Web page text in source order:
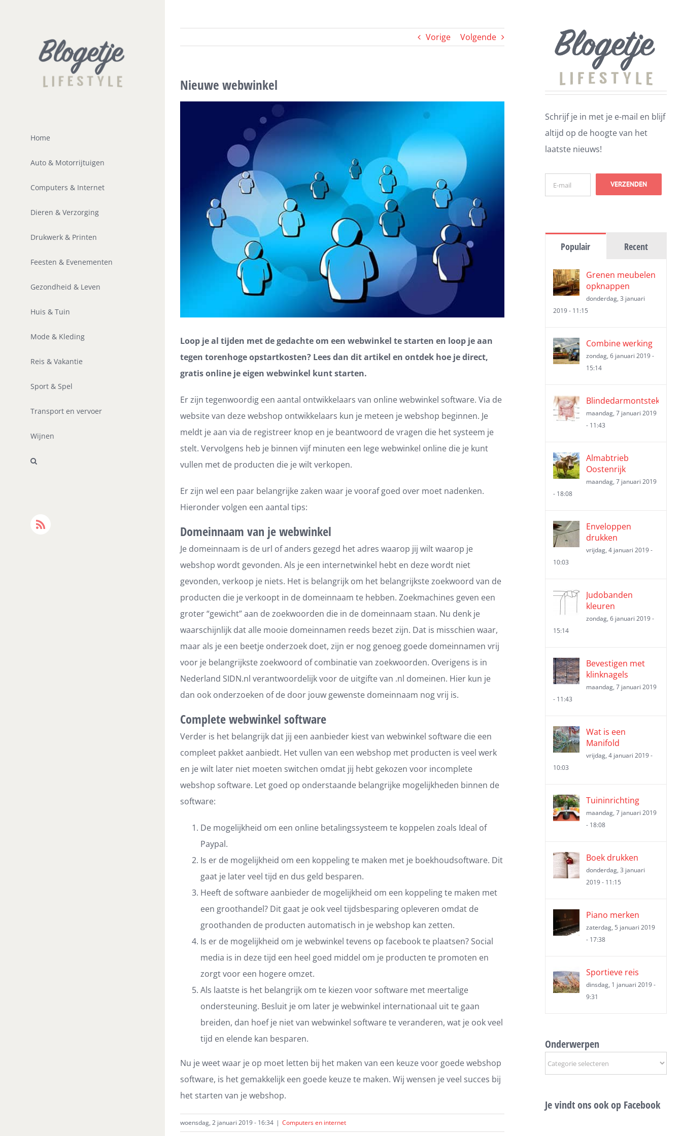
Home
Auto & Motorrijtuigen
Computers & Internet
Dieren & Verzorging
Drukwerk & Printen
Feesten & Evenementen
Gezondheid & Leven
Huis & Tuin
Mode & Kleding
Reis & Vakantie
Sport & Spel
Transport en vervoer
Wijnen
Rss
Vorige Volgende
Nieuwe webwinkel
Loop je al tijden met de gedachte om een webwinkel te starten en loop je aan
tegen torenhoge opstartkosten? Lees dan dit artikel en ontdek hoe je direct,
gratis online je eigen webwinkel kunt starten.
Er zijn tegenwoordig een aantal ontwikkelaars van online webwinkel software. Via de
website van deze webshop ontwikkelaars kun je meteen je webshop beginnen. Je
meldt je aan via de registreer knop en je beantwoord de vragen die het systeem je
stelt. Vervolgens heb je binnen vijf minuten een lege webwinkel online die je kunt
vullen met de producten die je wilt verkopen.
Er zijn wel een paar belangrijke zaken waar je vooraf goed over moet nadenken.
Hieronder volgen een aantal tips:
Domeinnaam van je webwinkel
Je domeinnaam is de url of anders gezegd het adres waarop jij wilt waarop je
webshop wordt gevonden. Als je een internetwinkel hebt en deze wordt niet
gevonden, verkoop je niets. Het is belangrijk om het belangrijkste zoekwoord van de
producten die je verkoopt in de domeinnaam te hebben. Zoekmachines geven een
groter “gewicht” aan de zoekwoorden die in de domeinnaam staan. Nu denk je
waarschijnlijk dat alle mooie domeinnamen reeds bezet zijn. Dat is misschien waar,
maar als je een beetje onderzoek doet, zijn er nog genoeg goede domeinnamen vrij
voor je belangrijkste zoekwoord of combinatie van zoekwoorden. Overigens is in
Nederland SIDN.nl verantwoordelijk voor de uitgifte van .nl domeinen. Hier kun je
dan ook onderzoeken of de door jouw gewenste domeinnaam nog vrij is.
Complete webwinkel software
Verder is het belangrijk dat jij een aanbieder kiest van webwinkel software die een
compleet pakket aanbiedt. Het vullen van een webshop met producten is veel werk
en je wilt later niet moeten switchen omdat jij hebt gekozen voor incomplete
webshop software. Let goed op onderstaande belangrijke mogelijkheden binnen de
software:
De mogelijkheid om een online betalingssysteem te koppelen zoals Ideal of
Paypal.
Is er de mogelijkheid om een koppeling te maken met je boekhoudsoftware. Dit
gaat je later veel tijd en dus geld besparen.
Heeft de software aanbieder de mogelijkheid om een koppeling te maken met
een groothandel? Dit gaat je ook veel tijdsbesparing opleveren omdat de
groothanden de producten automatisch in je webshop kan zetten.
Is er de mogelijkheid om je webwinkel tevens op facebook te plaatsen? Social
media is in deze tijd een heel goed middel om je producten te promoten en
zorgt voor een hogere omzet.
Als laatste is het belangrijk om te kiezen voor software met meertalige
ondersteuning. Besluit je om later je webwinkel internationaal uit te gaan
breiden, dan hoef je niet van webwinkel software te veranderen, wat je ook veel
tijd en elende kan besparen.
Nu je weet waar je op moet letten bij het maken van een keuze voor goede webshop
software, is het gemakkelijk een goede keuze te maken. Wij wensen je veel succes bij
het starten van je webshop.
woensdag, 2 januari 2019 - 16:34 | Computers en internet
Schrijf je in met je e-mail en blijf
altijd op de hoogte van het
laatste nieuws!
Populair Recent
Grenen meubelen
opknappen
donderdag, 3 januari
2019 - 11:15
Combine werking
zondag, 6 januari 2019 -
15:14
Blindedarmontsteking
maandag, 7 januari 2019
- 11:43
Almabtrieb
Oostenrijk
maandag, 7 januari 2019
- 18:08
Enveloppen
drukken
vrijdag, 4 januari 2019 -
10:03
Judobanden
kleuren
zondag, 6 januari 2019 -
15:14
Bevestigen met
klinknagels
maandag, 7 januari 2019
- 11:43
Wat is een
Manifold
vrijdag, 4 januari 2019 -
10:03
Tuininrichting
maandag, 7 januari 2019
- 18:08
Boek drukken
donderdag, 3 januari
2019 - 11:15
Piano merken
zaterdag, 5 januari 2019
- 17:38
Sportieve reis
dinsdag, 1 januari 2019 -
9:31
Onderwerpen
Onderwerpen
Je vindt ons ook op Facebook